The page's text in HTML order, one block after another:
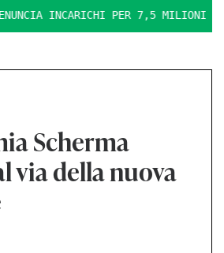
PER 7,5 MILIONI LA ERGON
Scherma
via della nuova